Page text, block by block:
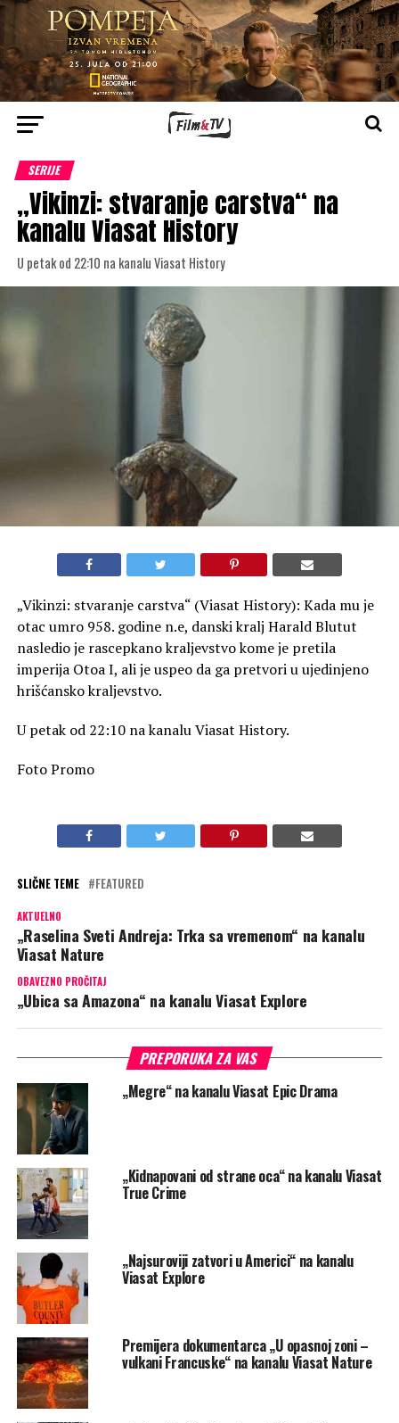
SERIJE
„Vikinzi: stvaranje carstva“ na
kanalu Viasat History
U petak od 22:10 na kanalu Viasat History
„Vikinzi: stvaranje carstva“ (Viasat History): Kada mu je
otac umro 958. godine n.e, danski kralj Harald Blutut
nasledio je rascepkano kraljevstvo kome je pretila
imperija Otoa I, ali je uspeo da ga pretvori u ujedinjeno
hrišćansko kraljevstvo.
U petak od 22:10 na kanalu Viasat History.
Foto Promo
SLIČNE TEME FEATURED
AKTUELNO
„Raselina Sveti Andreja: Trka sa vremenom“ na kanalu
Viasat Nature
OBAVEZNO PROČITAJ
„Ubica sa Amazona“ na kanalu Viasat Explore
PREPORUKA ZA VAS
„Megre“ na kanalu Viasat Epic Drama
„Kidnapovani od strane oca“ na kanalu Viasat
True Crime
„Najsuroviji zatvori u Americi“ na kanalu
Viasat Explore
Premijera dokumentarca „U opasnoj zoni –
vulkani Francuske“ na kanalu Viasat Nature